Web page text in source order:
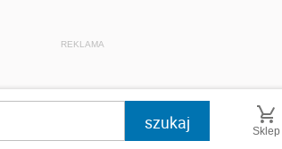
REKLAMA
Sklep